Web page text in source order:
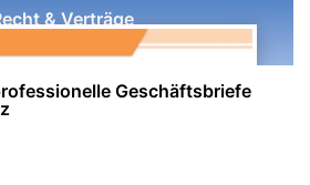
& Verträge
Geschäftsbriefe